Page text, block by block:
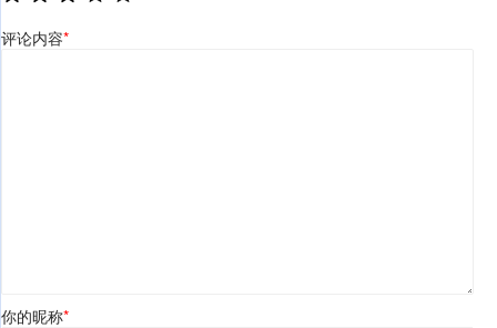
评论内容*
你的昵称*